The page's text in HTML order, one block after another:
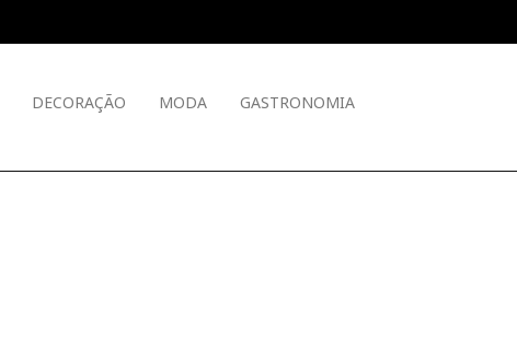
DECORAÇÃO MODA GASTRONOMIA